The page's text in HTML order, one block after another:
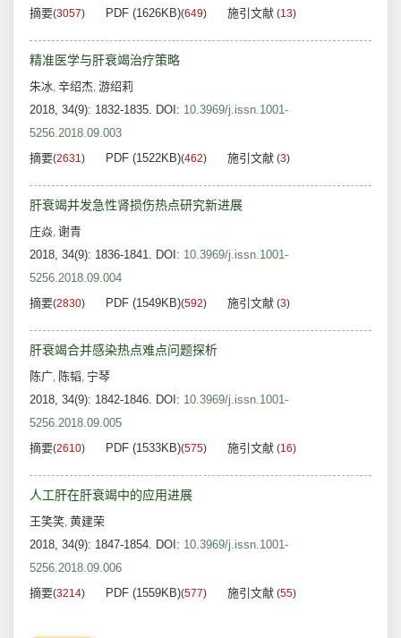
摘要(3057) PDF (1626KB)(649) 施引文献 (13)
精准医学与肝衰竭治疗策略
朱冰, 辛绍杰, 游绍莉
2018, 34(9): 1832-1835. DOI: 10.3969/j.issn.1001-
5256.2018.09.003
摘要(2631) PDF (1522KB)(462) 施引文献 (3)
肝衰竭并发急性肾损伤热点研究新进展
庄焱, 谢青
2018, 34(9): 1836-1841. DOI: 10.3969/j.issn.1001-
5256.2018.09.004
摘要(2830) PDF (1549KB)(592) 施引文献 (3)
肝衰竭合并感染热点难点问题探析
陈广, 陈韬, 宁琴
2018, 34(9): 1842-1846. DOI: 10.3969/j.issn.1001-
5256.2018.09.005
摘要(2610) PDF (1533KB)(575) 施引文献 (16)
人工肝在肝衰竭中的应用进展
王笑笑, 黄建荣
2018, 34(9): 1847-1854. DOI: 10.3969/j.issn.1001-
5256.2018.09.006
摘要(3214) PDF (1559KB)(577) 施引文献 (55)